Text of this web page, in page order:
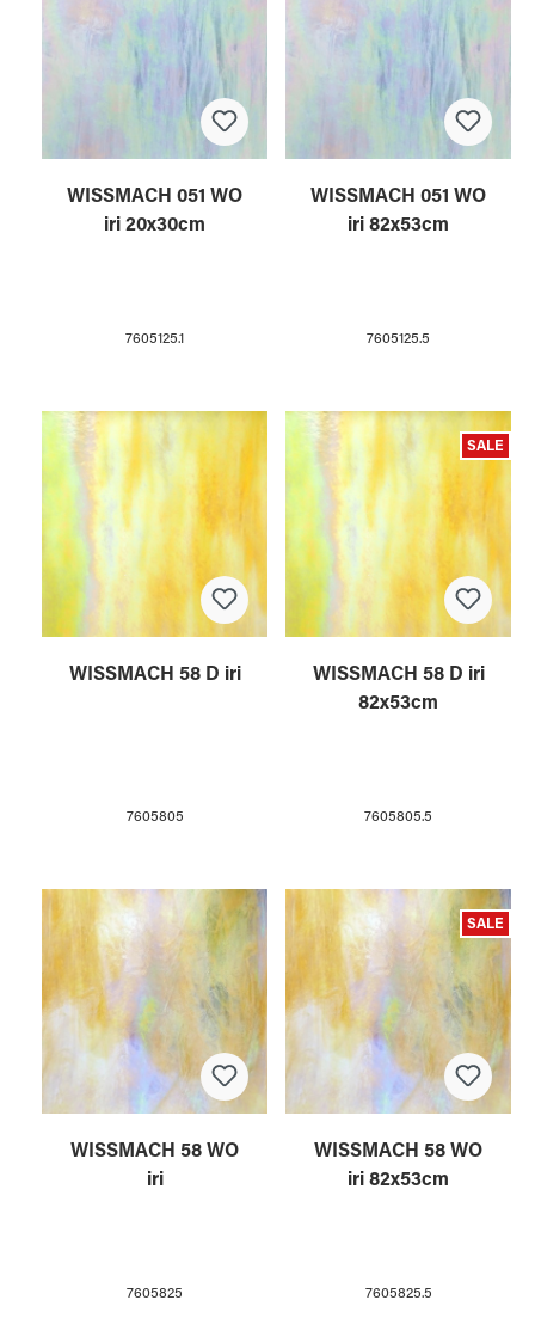
WISSMACH 051 WO
iri 20x30cm
7605125.1
WISSMACH 051 WO
iri 82x53cm
7605125.5
WISSMACH 58 D iri
7605805
SALE
WISSMACH 58 D iri
82x53cm
7605805.5
WISSMACH 58 WO
iri
7605825
SALE
WISSMACH 58 WO
iri 82x53cm
7605825.5